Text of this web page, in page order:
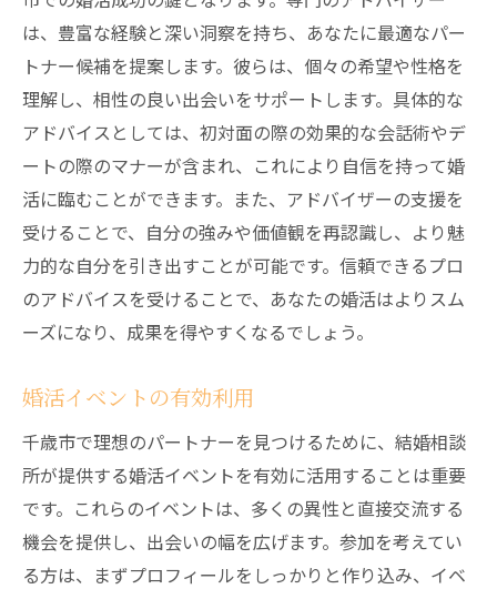
は、豊富な経験と深い洞察を持ち、あなたに最適なパー
トナー候補を提案します。彼らは、個々の希望や性格を
理解し、相性の良い出会いをサポートします。具体的な
アドバイスとしては、初対面の際の効果的な会話術やデ
ートの際のマナーが含まれ、これにより自信を持って婚
活に臨むことができます。また、アドバイザーの支援を
受けることで、自分の強みや価値観を再認識し、より魅
力的な自分を引き出すことが可能です。信頼できるプロ
のアドバイスを受けることで、あなたの婚活はよりスム
ーズになり、成果を得やすくなるでしょう。
婚活イベントの有効利用
千歳市で理想のパートナーを見つけるために、結婚相談
所が提供する婚活イベントを有効に活用することは重要
です。これらのイベントは、多くの異性と直接交流する
機会を提供し、出会いの幅を広げます。参加を考えてい
る方は、まずプロフィールをしっかりと作り込み、イベ